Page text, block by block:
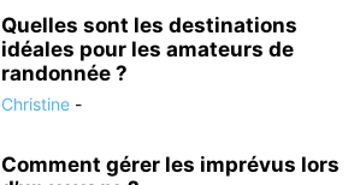
Quelles sont les destinations
idéales pour les amateurs de
randonnée ?
Christine -
Comment gérer les imprévus lors